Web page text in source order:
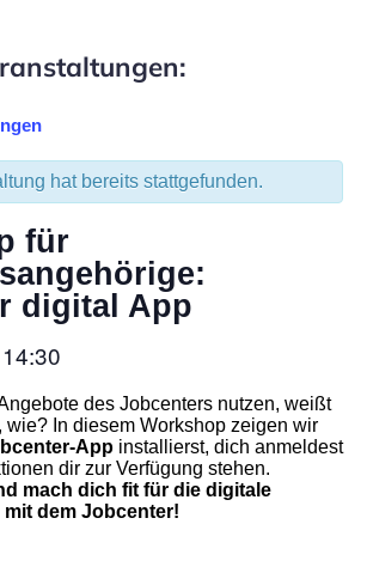
hat bereits stattgefunden.
für
digital App
14:30
des Jobcenters nutzen, weißt
wie? In diesem Workshop zeigen wir
App installierst, dich anmeldest
dir zur Verfügung stehen.
mach dich fit für die digitale
dem Jobcenter!